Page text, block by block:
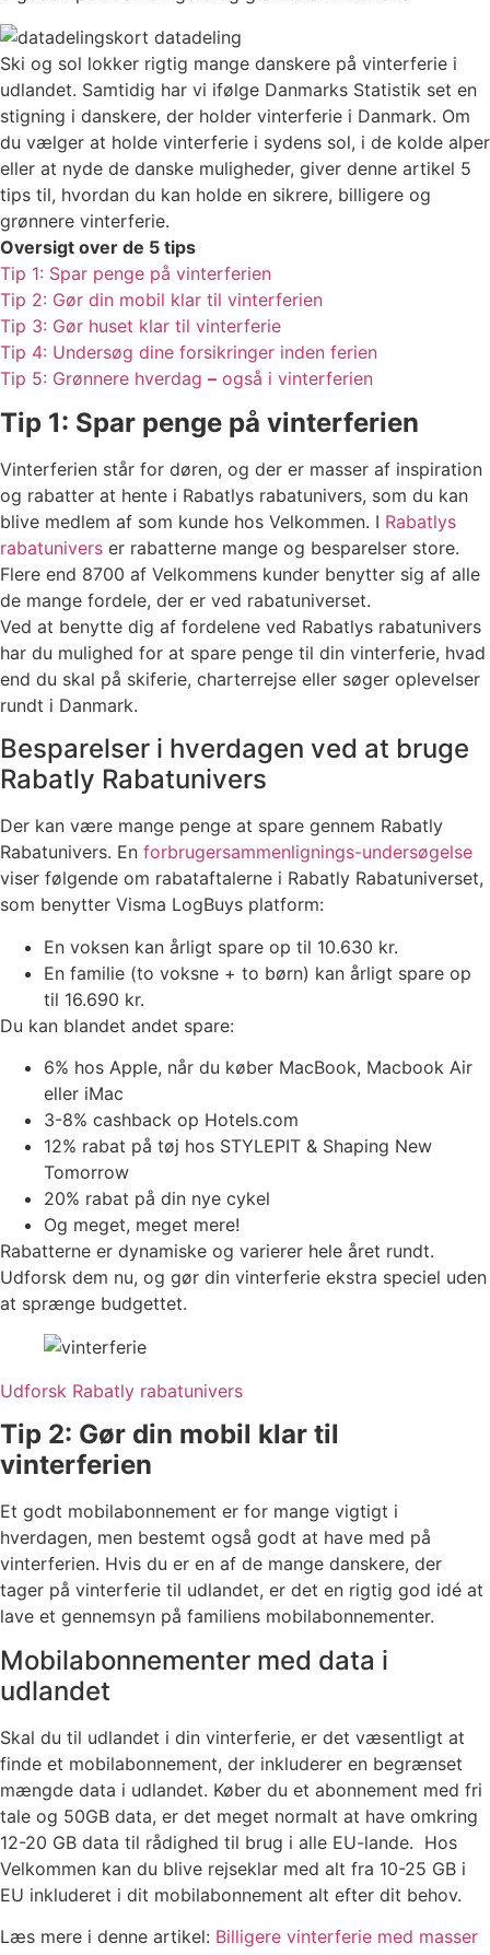
Ski og sol lokker rigtig mange danskere på vinterferie i
udlandet. Samtidig har vi ifølge Danmarks Statistik set en
stigning i danskere, der holder vinterferie i Danmark. Om
du vælger at holde vinterferie i sydens sol, i de kolde alper
eller at nyde de danske muligheder, giver denne artikel 5
tips til, hvordan du kan holde en sikrere, billigere og
grønnere vinterferie.
Oversigt over de 5 tips
Tip 1: Spar penge på vinterferien
Tip 2: Gør din mobil klar til vinterferien
Tip 3: Gør huset klar til vinterferie
Tip 4: Undersøg dine forsikringer inden ferien
Tip 5: Grønnere hverdag – også i vinterferien
Tip 1: Spar penge på vinterferien
Vinterferien står for døren, og der er masser af inspiration
og rabatter at hente i Rabatlys rabatunivers, som du kan
blive medlem af som kunde hos Velkommen. I Rabatlys
rabatunivers er rabatterne mange og besparelser store.
Flere end 8700 af Velkommens kunder benytter sig af alle
de mange fordele, der er ved rabatuniverset.
Ved at benytte dig af fordelene ved Rabatlys rabatunivers
har du mulighed for at spare penge til din vinterferie, hvad
end du skal på skiferie, charterrejse eller søger oplevelser
rundt i Danmark.
Besparelser i hverdagen ved at bruge
Rabatly Rabatunivers
Der kan være mange penge at spare gennem Rabatly
Rabatunivers. En forbrugersammenlignings-undersøgelse
viser følgende om rabataftalerne i Rabatly Rabatuniverset,
som benytter Visma LogBuys platform:
En voksen kan årligt spare op til 10.630 kr.
En familie (to voksne + to børn) kan årligt spare op
til 16.690 kr.
Du kan blandet andet spare:
6% hos Apple, når du køber MacBook, Macbook Air
eller iMac
3-8% cashback op Hotels.com
12% rabat på tøj hos STYLEPIT & Shaping New
Tomorrow
20% rabat på din nye cykel
Og meget, meget mere!
Rabatterne er dynamiske og varierer hele året rundt.
Udforsk dem nu, og gør din vinterferie ekstra speciel uden
at sprænge budgettet.
Udforsk Rabatly rabatunivers
Tip 2: Gør din mobil klar til
vinterferien
Et godt mobilabonnement er for mange vigtigt i
hverdagen, men bestemt også godt at have med på
vinterferien. Hvis du er en af de mange danskere, der
tager på vinterferie til udlandet, er det en rigtig god idé at
lave et gennemsyn på familiens mobilabonnementer.
Mobilabonnementer med data i
udlandet
Skal du til udlandet i din vinterferie, er det væsentligt at
finde et mobilabonnement, der inkluderer en begrænset
mængde data i udlandet. Køber du et abonnement med fri
tale og 50GB data, er det meget normalt at have omkring
12-20 GB data til rådighed til brug i alle EU-lande. Hos
Velkommen kan du blive rejseklar med alt fra 10-25 GB i
EU inkluderet i dit mobilabonnement alt efter dit behov.
Læs mere i denne artikel: Billigere vinterferie med masser